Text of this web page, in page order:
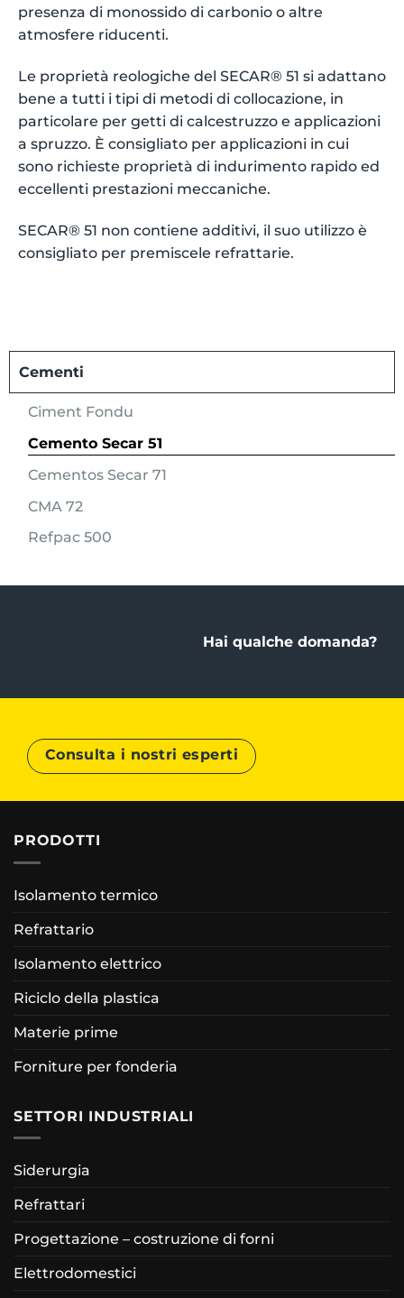
Cementi
Ciment Fondu
Cemento Secar 51
Cementos Secar 71
CMA 72
Refpac 500
presenza di monossido di carbonio o altre
atmosfere riducenti.
Le proprietà reologiche del SECAR® 51 si adattano
bene a tutti i tipi di metodi di collocazione, in
particolare per getti di calcestruzzo e applicazioni
a spruzzo. È consigliato per applicazioni in cui
sono richieste proprietà di indurimento rapido ed
eccellenti prestazioni meccaniche.
SECAR® 51 non contiene additivi, il suo utilizzo è
consigliato per premiscele refrattarie.
Hai qualche domanda?
Consulta i nostri esperti
PRODOTTI
Isolamento termico
Refrattario
Isolamento elettrico
Riciclo della plastica
Materie prime
Forniture per fonderia
SETTORI INDUSTRIALI
Siderurgia
Refrattari
Progettazione – costruzione di forni
Elettrodomestici